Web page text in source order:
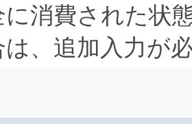
に消費された状
、追加入力が